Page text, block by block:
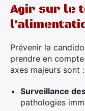
Agir sur le
Prévenir la
prendre en
axes majeurs sont :
Surveillance
pathologies